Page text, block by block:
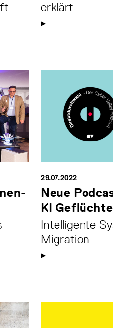
erklärt
29.07.2022
Neue
KI
Intelligente
Migration